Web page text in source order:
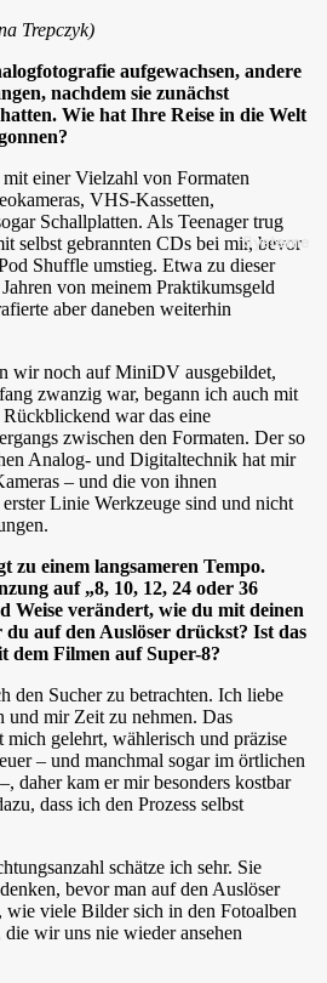
Systeme
Trepczyk)
aufgewachsen, andere
nachdem sie zunächst
Wie hat Ihre Reise in die Welt
einer Vielzahl von Formaten
VHS-Kassetten,
Schallplatten. Als Teenager trug
selbst gebrannten CDs bei mir, bevor
Shuffle umstieg. Etwa zu dieser
von meinem Praktikumsgeld
aber daneben weiterhin
wir noch auf MiniDV ausgebildet,
zwanzig war, begann ich auch mit
war das eine
zwischen den Formaten. Der so
Analog- und Digitaltechnik hat mir
– und die von ihnen
Linie Werkzeuge sind und nicht
zu einem langsameren Tempo.
auf „8, 10, 12, 24 oder 36
Weise verändert, wie du mit deinen
auf den Auslöser drückst? Ist das
Filmen auf Super-8?
den Sucher zu betrachten. Ich liebe
und mir Zeit zu nehmen. Das
gelehrt, wählerisch und präzise
– und manchmal sogar im örtlichen
daher kam er mir besonders kostbar
dass ich den Prozess selbst
schätze ich sehr. Sie
bevor man auf den Auslöser
viele Bilder sich in den Fotoalben
wir uns nie wieder ansehen